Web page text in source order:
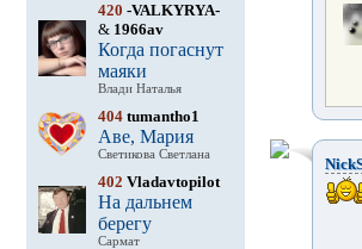
420 -VALKYRYA-
& 1966av
Когда погаснут
маяки
Влади Наталья
404tumantho1
Аве, Мария
Светикова Светлана
402 Vladavtopilot
На дальнем
берегу
Сармат